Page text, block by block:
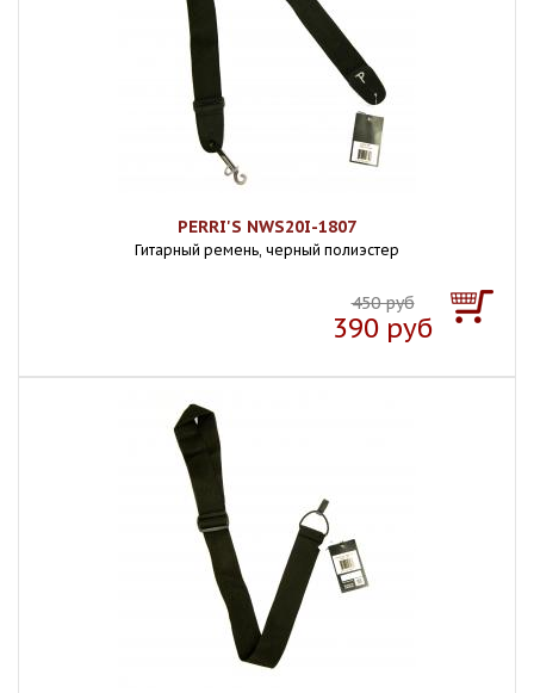
PERRI'S NWS20I-1807
Гитарный ремень, черный полиэстер
450 руб
390 руб